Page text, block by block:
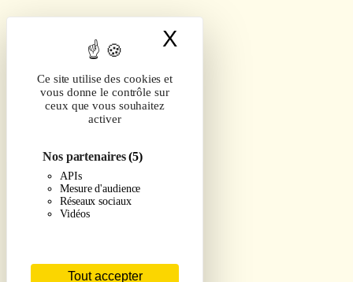
Ce site utilise des cookies et
vous donne le contrôle sur
ceux que vous souhaitez
activer
Nos partenaires(5)
APIs
Mesure d'audience
Réseaux sociaux
Vidéos
Tout accepter
X